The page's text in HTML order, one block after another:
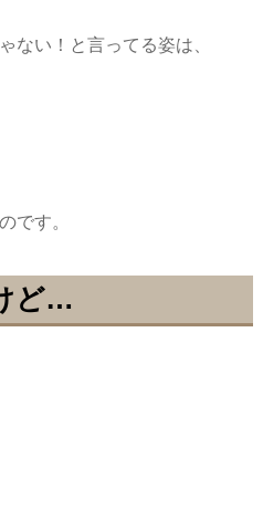
ない！と言ってる姿は、
です。
ど…